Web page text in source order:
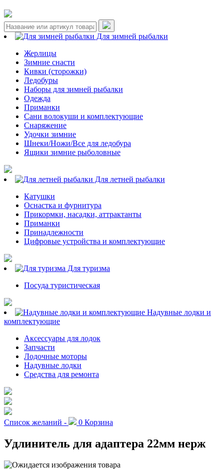
Для зимней рыбалки
Жерлицы
Зимние снасти
Кивки (сторожки)
Ледобуры
Наборы для зимней рыбалки
Одежда
Приманки
Сани волокуши и комплектующие
Снаряжение
Удочки зимние
Шнеки/Ножи/Все для ледобура
Ящики зимние рыболовные
Для летней рыбалки
Катушки
Оснастка и фурнитура
Прикормки, насадки, аттрактанты
Приманки
Принадлежности
Цифровые устройства и комплектующие
Для туризма
Посуда туристическая
Надувные лодки и
комплектующие
Аксессуары для лодок
Запчасти
Лодочные моторы
Надувные лодки
Средства для ремонта
Список желаний - 0 Корзина
Удлинитель для адаптера 22мм нерж